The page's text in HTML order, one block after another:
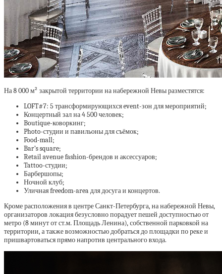
На 8 000 м² закрытой территории на набережной Невы разместятся:
LOFT#7: 5 трансформирующихся event-зон для мероприятий;
Концертный зал на 4 500 человек;
Boutique-коворкинг;
Photo-студии и павильоны для съёмок;
Food-mall;
Bar’s square;
Retail avenue fashion-брендов и аксессуаров;
Tattoo-студии;
Барбершопы;
Ночной клуб;
Уличная freedom-area для досуга и концертов.
Кроме расположения в центре Санкт-Петербурга, на набережной Невы,
организаторов локация безусловно порадует пешей доступностью от
метро (8 минут от ст.м. Площадь Ленина), собственной парковкой на
территории, а также возможностью добраться до площадки по реке и
пришвартоваться прямо напротив центрального входа.